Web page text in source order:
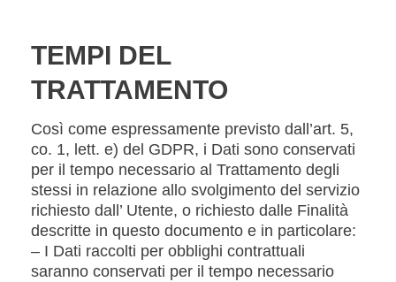
TEMPI DEL
TRATTAMENTO
Così come espressamente previsto dall’art. 5,
co. 1, lett. e) del GDPR, i Dati sono conservati
per il tempo necessario al Trattamento degli
stessi in relazione allo svolgimento del servizio
richiesto dall’ Utente, o richiesto dalle Finalità
descritte in questo documento e in particolare:
– I Dati raccolti per obblighi contrattuali
saranno conservati per il tempo necessario